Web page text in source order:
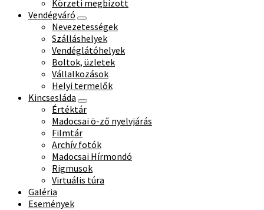
Körzeti megbízott
Vendégváró
Nevezetességek
Szálláshelyek
Vendéglátóhelyek
Boltok, üzletek
Vállalkozások
Helyi termelők
Kincsesláda
Értéktár
Madocsai ö-ző nyelvjárás
Filmtár
Archív fotók
Madocsai Hírmondó
Rigmusok
Virtuális túra
Galéria
Események